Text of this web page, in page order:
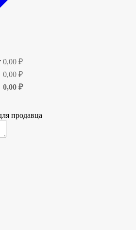
0,00 ₽
0,00 ₽
0,00 ₽
продавца